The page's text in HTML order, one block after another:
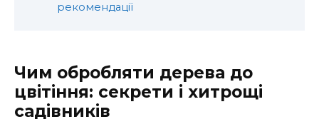
рекомендації
Чим обробляти дерева до
цвітіння: секрети і хитрощі
садівників